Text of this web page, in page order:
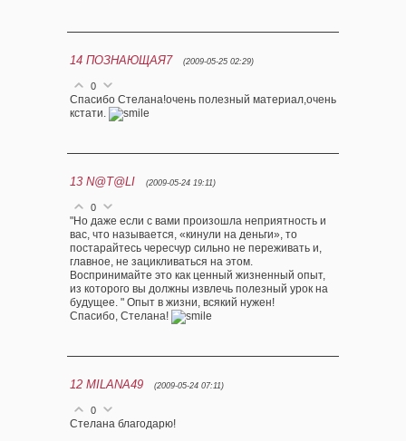
14 ПОЗНАЮЩАЯ7 (2009-05-25 02:29)
0
Спасибо Стелана!очень полезный материал,очень
кстати.
13 N@T@LI (2009-05-24 19:11)
0
"Но даже если с вами произошла неприятность и
вас, что называется, «кинули на деньги», то
постарайтесь чересчур сильно не переживать и,
главное, не зацикливаться на этом.
Воспринимайте это как ценный жизненный опыт,
из которого вы должны извлечь полезный урок на
будущее. " Опыт в жизни, всякий нужен!
Спасибо, Стелана!
12 MILANA49 (2009-05-24 07:11)
0
Стелана благодарю!